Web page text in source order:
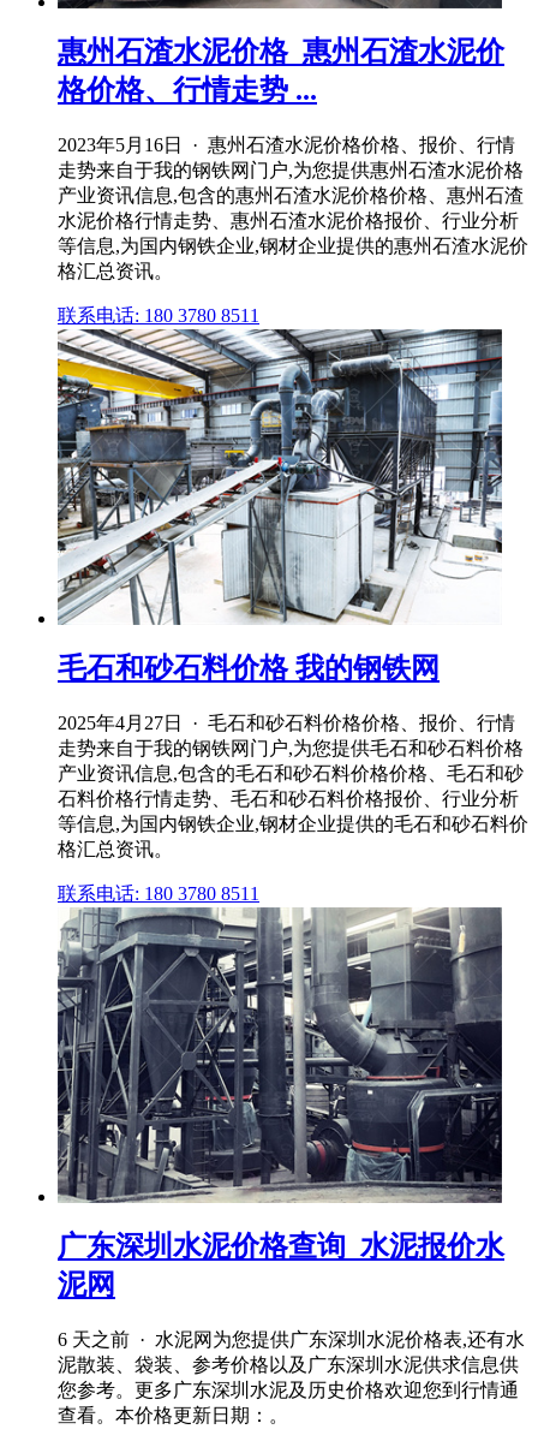
惠州石渣水泥价格_惠州石渣水泥价
格价格、行情走势 ...
2023年5月16日 · 惠州石渣水泥价格价格、报价、行情
走势来自于我的钢铁网门户,为您提供惠州石渣水泥价格
产业资讯信息,包含的惠州石渣水泥价格价格、惠州石渣
水泥价格行情走势、惠州石渣水泥价格报价、行业分析
等信息,为国内钢铁企业,钢材企业提供的惠州石渣水泥价
格汇总资讯。
联系电话: 180 3780 8511
毛石和砂石料价格 我的钢铁网
2025年4月27日 · 毛石和砂石料价格价格、报价、行情
走势来自于我的钢铁网门户,为您提供毛石和砂石料价格
产业资讯信息,包含的毛石和砂石料价格价格、毛石和砂
石料价格行情走势、毛石和砂石料价格报价、行业分析
等信息,为国内钢铁企业,钢材企业提供的毛石和砂石料价
格汇总资讯。
联系电话: 180 3780 8511
广东深圳水泥价格查询_水泥报价水
泥网
6 天之前 · 水泥网为您提供广东深圳水泥价格表,还有水
泥散装、袋装、参考价格以及广东深圳水泥供求信息供
您参考。更多广东深圳水泥及历史价格欢迎您到行情通
查看。本价格更新日期：。